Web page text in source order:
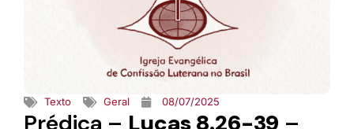
Texto Geral 08/07/2025